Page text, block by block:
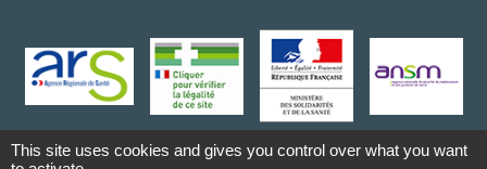
This site uses cookies and gives you control over what you want